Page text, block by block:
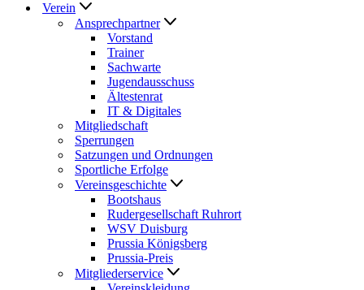
Verein
Ansprechpartner
Vorstand
Trainer
Sachwarte
Jugendausschuss
Ältestenrat
IT & Digitales
Mitgliedschaft
Sperrungen
Satzungen und Ordnungen
Sportliche Erfolge
Vereinsgeschichte
Bootshaus
Rudergesellschaft Ruhrort
WSV Duisburg
Prussia Königsberg
Prussia-Preis
Mitgliederservice